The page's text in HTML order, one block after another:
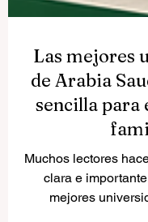
Las mejores
de Arabia
sencilla para
Muchos lectores